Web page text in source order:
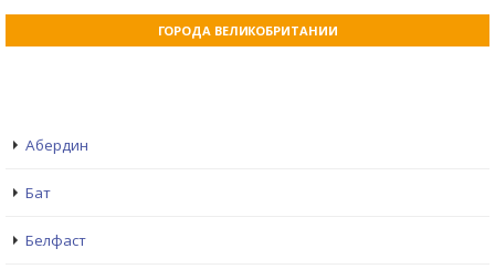
ГОРОДА ВЕЛИКОБРИТАНИИ
Абердин
Бат
Белфаст